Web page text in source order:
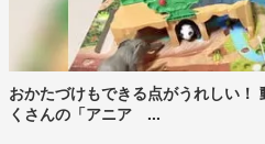
おかたづけもできる点がうれしい！
くさんの「アニア ...